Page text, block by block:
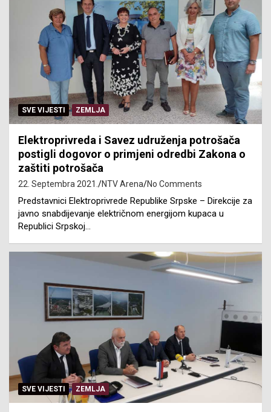
SVE VIJESTI ZEMLJA
Elektroprivreda i Savez udruženja potrošača
postigli dogovor o primjeni odredbi Zakona o
zaštiti potrošača
22. Septembra 2021. NTV Arena No Comments
Predstavnici Elektroprivrede Republike Srpske – Direkcije za
javno snabdijevanje električnom energijom kupaca u
Republici Srpskoj…
SVE VIJESTI ZEMLJA